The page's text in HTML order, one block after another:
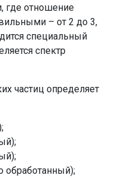
где отношение
– от 2 до 3,
специальный
спектр
частиц определяет
обработанный);